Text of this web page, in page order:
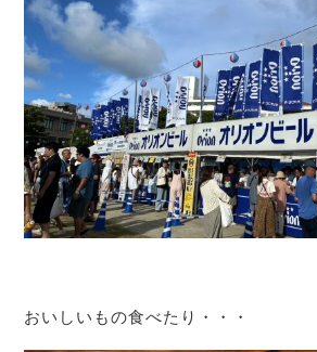
おいしいもの食べたり・・・